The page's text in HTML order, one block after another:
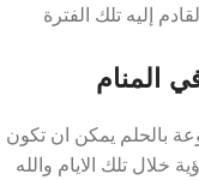
إليه تلك الفترة
المنام
بالحلم يمكن ان تكون
تلك الايام والله